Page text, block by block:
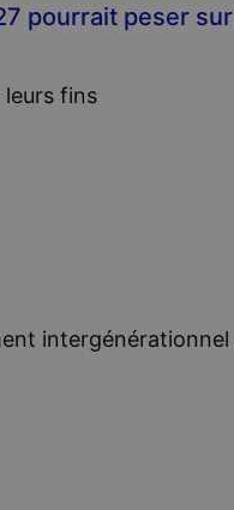
pourrait peser sur
fins
intergénérationnel